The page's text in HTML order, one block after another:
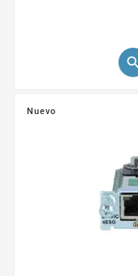
proporcionar un
con capacidad de

Nuevo